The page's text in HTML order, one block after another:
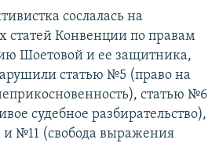
сослалась на
статей Конвенции по правам
Шоетовой и ее защитника,
статью №5 (право на
статью №6
судебное разбирательство),
и №11 (свобода выражения